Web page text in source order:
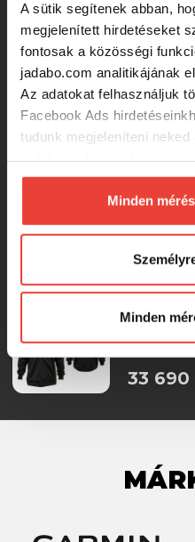
A sütik segítenek abban,
megjelenített hirdetéseket
fontosak a közösségi
jadabo.com analitikájának
Az adatokat felhasználjuk
Facebook Ads
tudunk megjeleníteni neked
biztosításához arra kérünk,
számunkra minden mérés
Természetesensoha
megváltoztathatod a
Előre is köszönjük!
Minden
Minden
Delphin
-15%
9 579
Hybrid
37
33 690